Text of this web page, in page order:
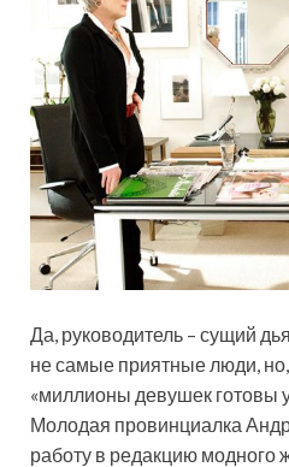
Да, руководитель – сущий
не самые приятные люди,
«миллионы девушек готовы
Молодая провинциалка
работу в редакцию модного